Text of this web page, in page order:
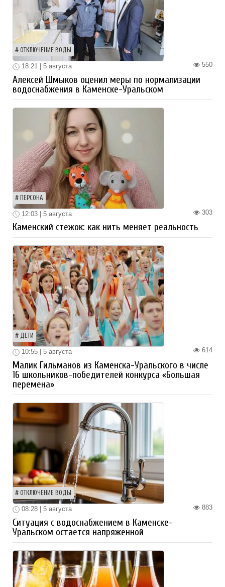
ОТКЛЮЧЕНИЕ ВОДЫ
550
18:21 | 5 августа
Алексей Шмыков оценил меры по нормализации
водоснабжения в Каменске-Уральском
ПЕРСОНА
303
12:03 | 5 августа
Каменский стежок: как нить меняет реальность
ДЕТИ
614
10:55 | 5 августа
Малик Гильманов из Каменска-Уральского в числе
16 школьников-победителей конкурса «Большая
перемена»
ОТКЛЮЧЕНИЕ ВОДЫ
883
08:28 | 5 августа
Ситуация с водоснабжением в Каменске-
Уральском остается напряженной